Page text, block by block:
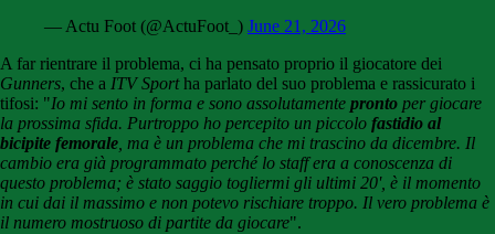
— Actu Foot (@ActuFoot_) June 21, 2026
A far rientrare il problema, ci ha pensato proprio il giocatore dei
Gunners, che a ITV Sportha parlato del suo problema e rassicurato i
tifosi: "Io mi sento in forma e sono assolutamente pronto per giocare
la prossima sfida. Purtroppo ho percepito un piccolo fastidio al
bicipite femorale , ma è un problema che mi trascino da dicembre. Il
cambio era già programmato perché lo staff era a conoscenza di
questo problema; è stato saggio togliermi gli ultimi 20', è il momento
in cui dai il massimo e non potevo rischiare troppo. Il vero problema è
il numero mostruoso di partite da giocare".